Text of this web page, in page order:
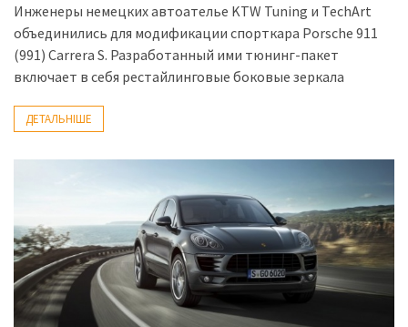
Инженеры немецких автоателье KTW Tuning и TechArt
объединились для модификации спорткара Porsche 911
(991) Carrera S. Разработанный ими тюнинг-пакет
включает в себя рестайлинговые боковые зеркала
ДЕТАЛЬНІШЕ